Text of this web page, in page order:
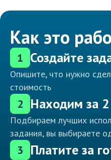
Как это
1 Создайте
Опишите, что нужно
стоимость
2 Находим за
Подбираем лучших
задания, вы выбираете
3 Платите за